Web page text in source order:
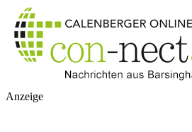
Anzeige